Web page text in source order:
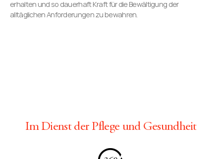
erhalten und so dauerhaft Kraft für die Bewältigung der
alltäglichen Anforderungen zu bewahren.
Im Dienst der Pflege und Gesundheit